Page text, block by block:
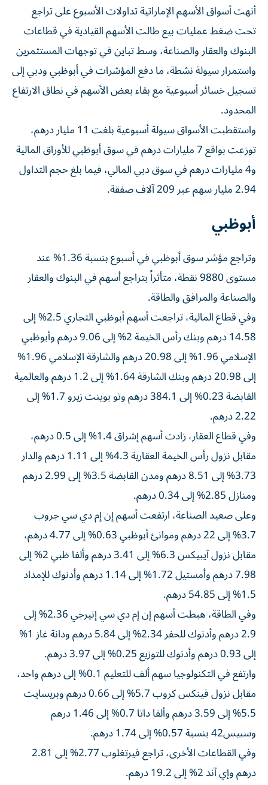
أنهت أسواق الأسهم الإماراتية تداولات الأسبوع على تراجع
تحت ضغط عمليات بيع طالت الأسهم القيادية في قطاعات
البنوك والعقار والصناعة، وسط تباين في توجهات المستثمرين
واستمرار سيولة نشطة، ما دفع المؤشرات في أبوظبي ودبي إلى
تسجيل خسائر أسبوعية مع بقاء بعض الأسهم في نطاق الارتفاع
المحدود.
واستقطبت الأسواق سيولة أسبوعية بلغت 11 مليار درهم،
توزعت بواقع 7 مليارات درهم في سوق أبوظبي للأوراق المالية
و4 مليارات درهم في سوق دبي المالي، فيما بلغ حجم التداول
2.94 مليار سهم عبر 209 آلاف صفقة.
أبوظبي
وتراجع مؤشر سوق أبوظبي في أسبوع بنسبة 1.36% عند
مستوى 9880 نقطة، متأثراً بتراجع أسهم في البنوك والعقار
والصناعة والمرافق والطاقة.
وفي قطاع المالية، تراجعت أسهم أبوظبي التجاري 2.5% إلى
14.58 درهم وبنك رأس الخيمة 2% إلى 9.06 درهم وأبوظبي
الإسلامي 1.96% إلى 20.98 درهم والشارقة الإسلامي 1.96%
إلى 20.98 درهم وبنك الشارقة 1.64% إلى 1.2 درهم والعالمية
القابضة 0.23% إلى 384.1 درهم وتو بوينت زيرو 1.7% إلى
2.22 درهم.
وفي قطاع العقار، زادت أسهم إشراق 1.4% إلى 0.5 درهم،
مقابل نزول رأس الخيمة العقارية 4.3% إلى 1.11 درهم والدار
3.73% إلى 8.51 درهم ومدن القابضة 3.5% إلى 2.99 درهم
ومنازل 2.85% إلى 0.34 درهم.
وعلى صعيد الصناعة، ارتفعت أسهم إن إم دي سي جروب
3.7% إلى 22 درهم وموانئ أبوظبي 0.63% إلى 4.77 درهم،
مقابل نزول آيبيكس 6.3% إلى 3.41 درهم وألفا ظبي 2% إلى
7.98 درهم وأمستيل 1.72% إلى 1.14 درهم وأدنوك للإمداد
1.5% إلى 54.85 درهم.
وفي الطاقة، هبطت أسهم إن إم دي سي إنيرجي 2.36% إلى
2.9 درهم وأدنوك للحفر 2.34% إلى 5.84 درهم ودانة غاز 1%
إلى 0.93 درهم وأدنوك للتوزيع 0.25% إلى 3.97 درهم.
وارتفع في التكنولوجيا سهم ألف للتعليم 0.1% إلى درهم واحد،
مقابل نزول فينكس كروب 5.7% إلى 0.66 درهم وبريسايت
5.5% إلى 3.59 درهم وألفا داتا 0.7% إلى 1.46 درهم
وسبيس42 بنسبة 0.57% إلى 1.74 درهم.
وفي القطاعات الأخرى، تراجع فيرتغلوب 2.77% إلى 2.81
درهم وإي آند 2% إلى 19.2 درهم.